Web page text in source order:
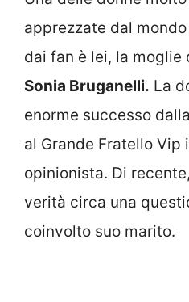
apprezzate dal
dai fan è lei, la moglie
Sonia Bruganelli. La
enorme successo
al Grande Fratello Vip
opinionista. Di
verità circa una
coinvolto suo marito.